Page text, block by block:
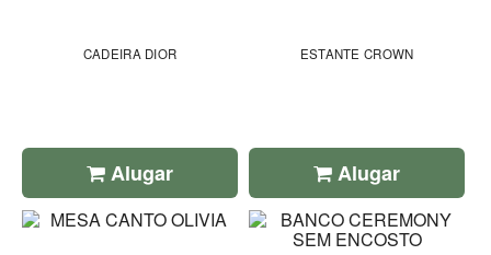
CADEIRA DIOR
Alugar
ESTANTE CROWN
Alugar